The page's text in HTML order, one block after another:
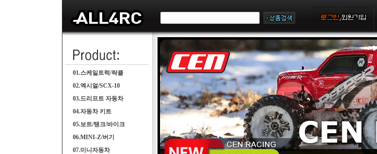
01.스케일트럭/락클
02.엑시얼/SCX-10
03.드리프트 자동차
04.자동차 키트
05.보트/탱크/바이크
06.MINI-Z/버기
07.미니자동차